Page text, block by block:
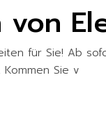
für Sie! Ab
Sie v